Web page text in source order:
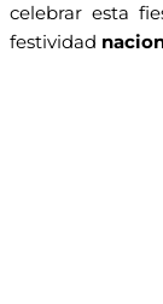
celebrar esta
festividad